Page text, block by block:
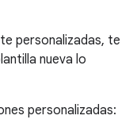
personalizadas, te
nueva lo
personalizadas: